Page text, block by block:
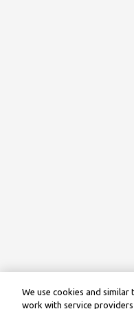
We use cookies and similar
work with service